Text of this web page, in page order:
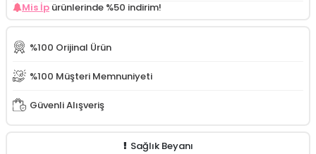
Mis İp ürünlerinde %50 indirim!
%100 Orijinal Ürün
%100 Müşteri Memnuniyeti
Güvenli Alışveriş
Sağlık Beyanı